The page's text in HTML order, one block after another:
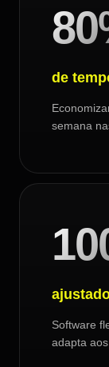
de
semana
Software
adapta